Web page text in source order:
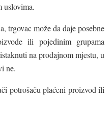
uslovima.
trgovac može da daje posebne
ili pojedinim grupama
na prodajnom mjestu, u
ne.
potrošaču plaćeni proizvod ili